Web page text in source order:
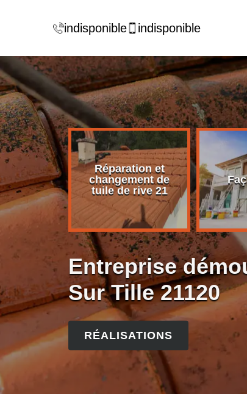
indisponible indisponible
de
21
Réparation et
changement de
tuile de rive 21
Entreprise
Sur Tille 21120
RÉALISATIONS